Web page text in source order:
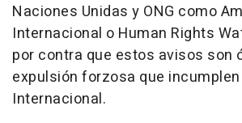
Naciones Unidas y ONG como
Internacional o Human Rights
por contra que estos avisos son
expulsión forzosa que
Internacional.